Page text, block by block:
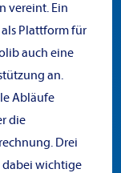
vereint. Ein
Plattform für
auch eine
an.
Abläufe
die
Drei
dabei wichtige